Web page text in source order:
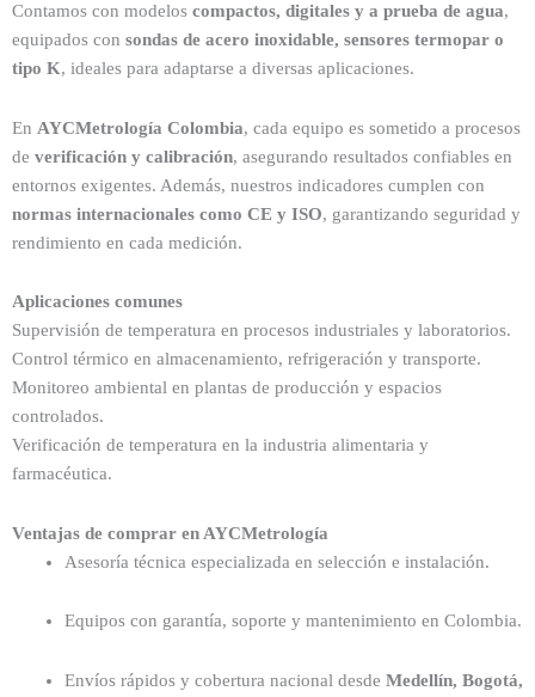
Contamos con modelos compactos, digitales y a prueba de agua,
equipados con sondas de acero inoxidable, sensores termopar o
tipo K, ideales para adaptarse a diversas aplicaciones.
En AYCMetrología Colombia, cada equipo es sometido a procesos
de verificación y calibración, asegurando resultados confiables en
entornos exigentes. Además, nuestros indicadores cumplen con
normas internacionales como CE y ISO, garantizando seguridad y
rendimiento en cada medición.
Aplicaciones comunes
Supervisión de temperatura en procesos industriales y laboratorios.
Control térmico en almacenamiento, refrigeración y transporte.
Monitoreo ambiental en plantas de producción y espacios
controlados.
Verificación de temperatura en la industria alimentaria y
farmacéutica.
Ventajas de comprar en AYCMetrología
Asesoría técnica especializada en selección e instalación.
Equipos con garantía, soporte y mantenimiento en Colombia.
Envíos rápidos y cobertura nacional desde Medellín, Bogotá,